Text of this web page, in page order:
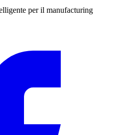
per il manufacturing